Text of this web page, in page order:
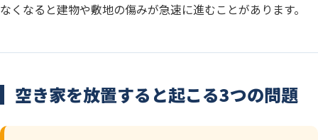
なくなると建物や敷地の傷みが急速に進むことがあります。
空き家を放置すると起こる3つの問題